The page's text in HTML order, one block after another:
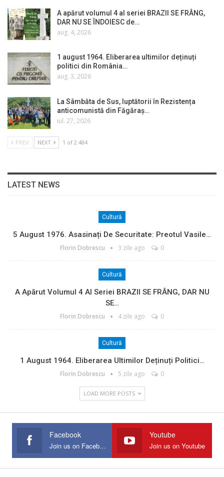
A apărut volumul 4 al seriei BRAZII SE FRÂNG,
DAR NU SE ÎNDOIESC de…
aug. 4, 2026
1 august 1964. Eliberarea ultimilor deținuți
politici din România…
aug. 3, 2026
La Sâmbăta de Sus, luptătorii în Rezistența
anticomunistă din Făgăraș…
iul. 27, 2026
PREV NEXT 1 of 2.484
LATEST NEWS
Cultură
5 August 1976. Asasinați De Securitate: Preotul Vasile…
Florin Dobrescu 3 zile ago 0
Cultură
A Apărut Volumul 4 Al Seriei BRAZII SE FRÂNG, DAR NU
SE…
Florin Dobrescu 4 zile ago 0
Cultură
1 August 1964. Eliberarea Ultimilor Deținuți Politici…
Florin Dobrescu 5 zile ago 0
LOAD MORE POSTS
Facebook
Join us on Facebook
Youtube
Join us on Youtube